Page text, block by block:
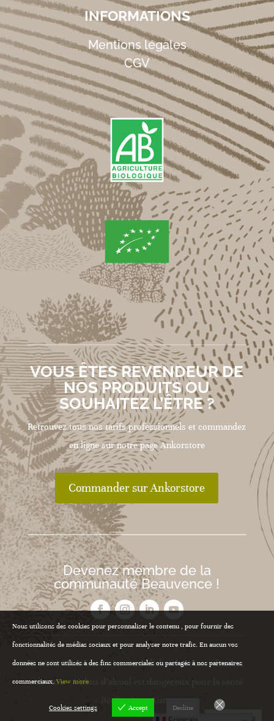
INFORMATIONS
Mentions légales
CGV
VOUS ÊTES REVENDEUR DE
NOS PRODUITS OU
SOUHAITEZ L’ÊTRE ?
Retrouvez tous nos tarifs professionnels et commandez
en ligne sur notre page Ankorstore
Commander sur Ankorstore
Devenez membre de la
communauté Beauvence !
© 2023 Beauvence –La vente d’alcool est interdite aux
mineurs – L’abus d’alcool est dangereux pour la santé
– Réalisation :Aurora
Nous utilisons des cookies pour personnaliser le contenu , pour fournir des
fonctionnalités de médias sociaux et pour analyser notre trafic. En aucun vos
données ne sont utilisés à des fins commerciales ou partagés à nos partenaires
commerciaux.View more
Cookies settings Accept Decline
Cookies settings